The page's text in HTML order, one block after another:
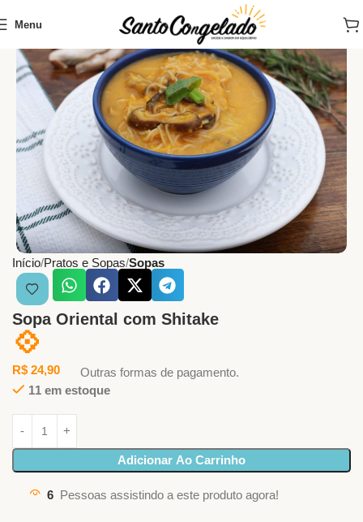
Menu
Início Pratos e Sopas Sopas
Sopa Oriental com Shitake
💠
R$ 24,90
Outras formas de pagamento.
11 em estoque
Adicionar Ao Carrinho
6 Pessoas assistindo a este produto agora!